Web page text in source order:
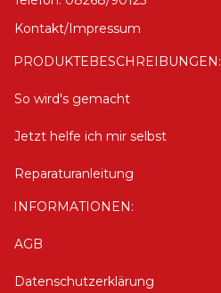
Kontakt/Impressum
PRODUKTEBESCHREIBUNGEN:
So wird's gemacht
Jetzt helfe ich mir selbst
Reparaturanleitung
INFORMATIONEN:
AGB
Datenschutzerklärung